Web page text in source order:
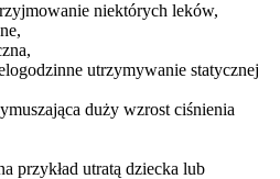
niektórych leków,
utrzymywanie statycznej
duży wzrost ciśnienia
przykład utratą dziecka lub